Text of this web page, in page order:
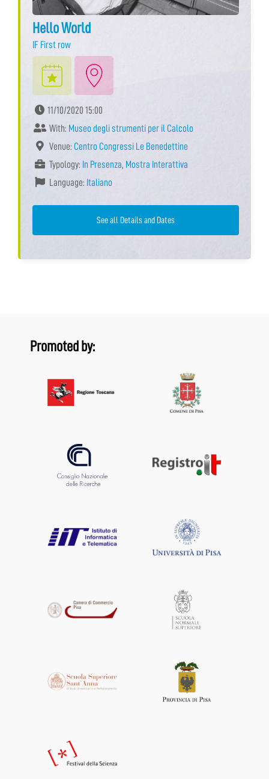
Hello World
IF First row
11/10/2020 15:00
With: Museo degli strumenti per il Calcolo
Venue: Centro Congressi Le Benedettine
Typology: In Presenza, Mostra Interattiva
Language: Italiano
See all Details and Dates
Promoted by: